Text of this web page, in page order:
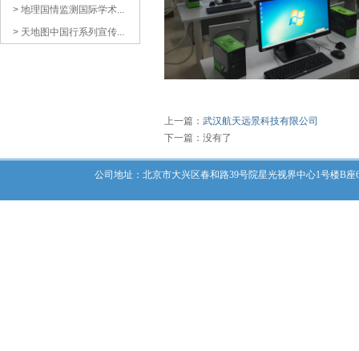
> 地理国情监测国际学术...
> 天地图中国行系列宣传...
上一篇： 武汉航天远景科技有限公司
下一篇：没有了
公司地址：北京市大兴区春和路39号院星光视界中心1号楼B座